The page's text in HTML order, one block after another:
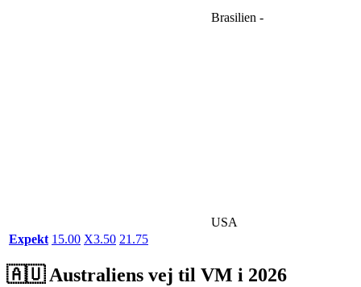
Brasilien -
USA
Expekt 1 5.00 X3.50 21.75
🇦🇺 Australiens vej til VM i 2026